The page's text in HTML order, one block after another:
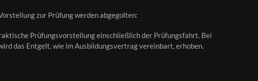
zur Prüfung werden abgegolten:
Prüfungsvorstellung einschließlich der Prüfungsfahrt. Bei
das Entgelt, wie im Ausbildungsvertrag vereinbart, erhoben.